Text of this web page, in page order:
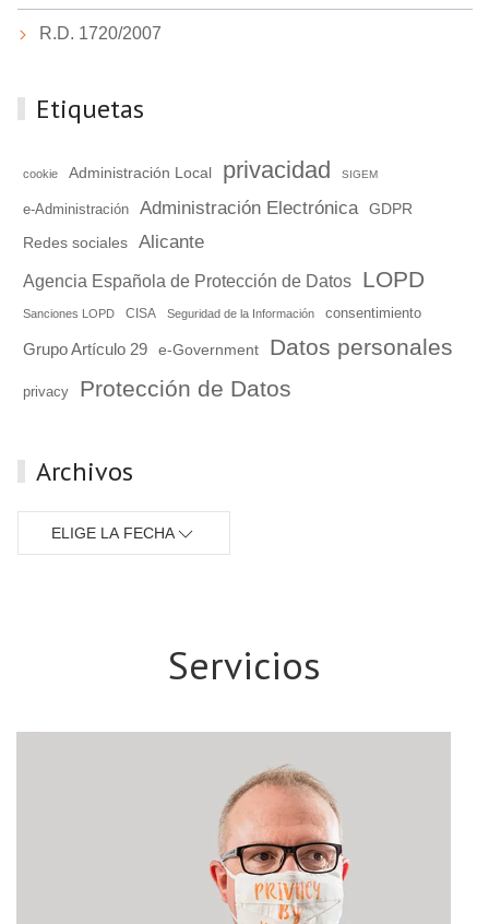
R.D. 1720/2007
Etiquetas
cookie Administración Local privacidad SIGEM
e-Administración Administración Electrónica
GDPR
Redes sociales
Alicante
Agencia Española de Protección de Datos LOPD
Sanciones LOPD CISA Seguridad de la Información consentimiento
Grupo Artículo 29 e-Government Datos personales
privacy Protección de Datos
Archivos
ELIGE LA FECHA
Servicios